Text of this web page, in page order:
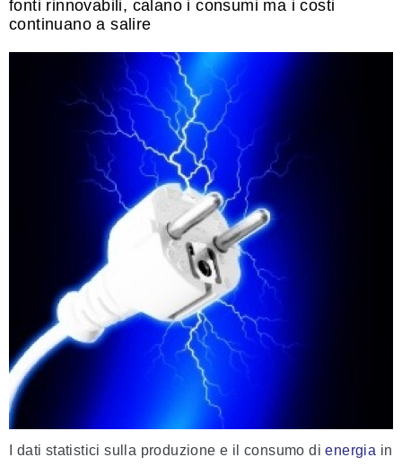
fonti rinnovabili, calano i consumi ma i costi
continuano a salire
I dati statistici sulla produzione e il consumo dienergia in